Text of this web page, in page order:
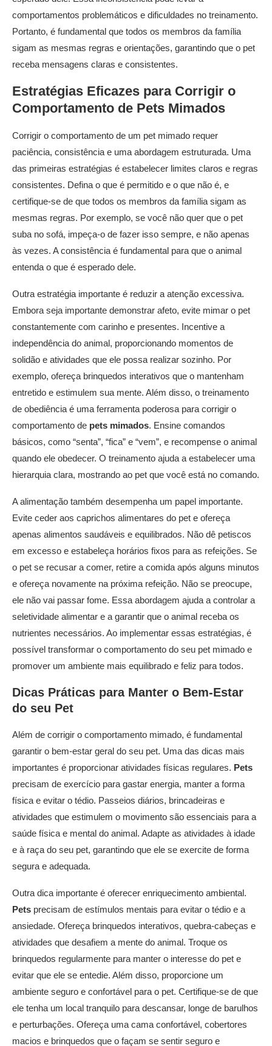
comportamentos problemáticos e dificuldades no treinamento.
Portanto, é fundamental que todos os membros da família
sigam as mesmas regras e orientações, garantindo que o pet
receba mensagens claras e consistentes.
Estratégias Eficazes para Corrigir o
Comportamento de Pets Mimados
Corrigir o comportamento de um pet mimado requer
paciência, consistência e uma abordagem estruturada. Uma
das primeiras estratégias é estabelecer limites claros e regras
consistentes. Defina o que é permitido e o que não é, e
certifique-se de que todos os membros da família sigam as
mesmas regras. Por exemplo, se você não quer que o pet
suba no sofá, impeça-o de fazer isso sempre, e não apenas
às vezes. A consistência é fundamental para que o animal
entenda o que é esperado dele.
Outra estratégia importante é reduzir a atenção excessiva.
Embora seja importante demonstrar afeto, evite mimar o pet
constantemente com carinho e presentes. Incentive a
independência do animal, proporcionando momentos de
solidão e atividades que ele possa realizar sozinho. Por
exemplo, ofereça brinquedos interativos que o mantenham
entretido e estimulem sua mente. Além disso, o treinamento
de obediência é uma ferramenta poderosa para corrigir o
comportamento de pets mimados. Ensine comandos
básicos, como “senta”, “fica” e “vem”, e recompense o animal
quando ele obedecer. O treinamento ajuda a estabelecer uma
hierarquia clara, mostrando ao pet que você está no comando.
A alimentação também desempenha um papel importante.
Evite ceder aos caprichos alimentares do pet e ofereça
apenas alimentos saudáveis e equilibrados. Não dê petiscos
em excesso e estabeleça horários fixos para as refeições. Se
o pet se recusar a comer, retire a comida após alguns minutos
e ofereça novamente na próxima refeição. Não se preocupe,
ele não vai passar fome. Essa abordagem ajuda a controlar a
seletividade alimentar e a garantir que o animal receba os
nutrientes necessários. Ao implementar essas estratégias, é
possível transformar o comportamento do seu pet mimado e
promover um ambiente mais equilibrado e feliz para todos.
Dicas Práticas para Manter o Bem-Estar
do seu Pet
Além de corrigir o comportamento mimado, é fundamental
garantir o bem-estar geral do seu pet. Uma das dicas mais
importantes é proporcionar atividades físicas regulares. Pets
precisam de exercício para gastar energia, manter a forma
física e evitar o tédio. Passeios diários, brincadeiras e
atividades que estimulem o movimento são essenciais para a
saúde física e mental do animal. Adapte as atividades à idade
e à raça do seu pet, garantindo que ele se exercite de forma
segura e adequada.
Outra dica importante é oferecer enriquecimento ambiental.
Pets precisam de estímulos mentais para evitar o tédio e a
ansiedade. Ofereça brinquedos interativos, quebra-cabeças e
atividades que desafiem a mente do animal. Troque os
brinquedos regularmente para manter o interesse do pet e
evitar que ele se entedie. Além disso, proporcione um
ambiente seguro e confortável para o pet. Certifique-se de que
ele tenha um local tranquilo para descansar, longe de barulhos
e perturbações. Ofereça uma cama confortável, cobertores
macios e brinquedos que o façam se sentir seguro e